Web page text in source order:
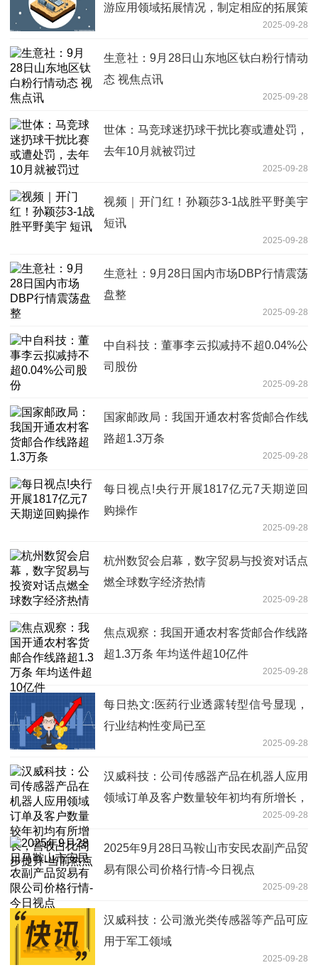
游应用领域拓展情况，制定相应的拓展策
2025-09-28
生意社：9月28日山东地区钛白粉行情动
态 视焦点讯
2025-09-28
世体：马竞球迷扔球干扰比赛或遭处罚，
去年10月就被罚过
2025-09-28
视频｜开门红！孙颖莎3-1战胜平野美宇
短讯
2025-09-28
生意社：9月28日国内市场DBP行情震荡
盘整
2025-09-28
中自科技：董事李云拟减持不超0.04%公
司股份
2025-09-28
国家邮政局：我国开通农村客货邮合作线
路超1.3万条
2025-09-28
每日视点!央行开展1817亿元7天期逆回
购操作
2025-09-28
杭州数贸会启幕，数字贸易与投资对话点
燃全球数字经济热情
2025-09-28
焦点观察：我国开通农村客货邮合作线路
超1.3万条 年均送件超10亿件
2025-09-28
每日热文:医药行业透露转型信号显现，
行业结构性变局已至
2025-09-28
汉威科技：公司传感器产品在机器人应用
领域订单及客户数量较年初均有所增长，
2025-09-28
2025年9月28日马鞍山市安民农副产品贸
易有限公司价格行情-今日视点
2025-09-28
汉威科技：公司激光类传感器等产品可应
用于军工领域
2025-09-28